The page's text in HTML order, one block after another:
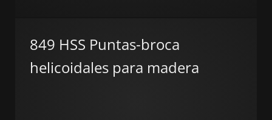
849 HSS Puntas-broca
helicoidales para madera